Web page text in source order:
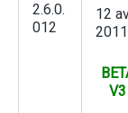
2.6.0.
012
12
2011
V3